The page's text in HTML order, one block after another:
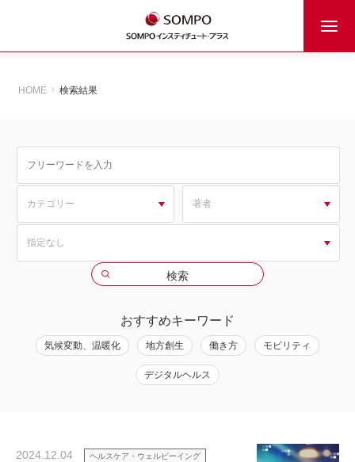
HOME 検索結果
おすすめキーワード
気候変動、温暖化 地方創生 働き方 モビリティ
デジタルヘルス
2024.12.04 ヘルスケア・ウェルビーイング